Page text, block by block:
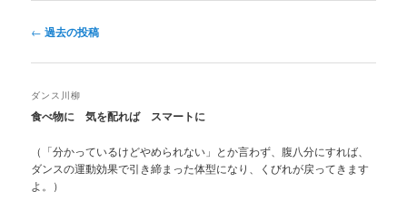
投
ナ
ゲ
ー
シ
ョ
ン
← 過去の投稿
ダンス川柳
食べ物に 気を配れば スマートに
（「分かっているけどやめられない」とか言わず、腹八分にすれば、
ダンスの運動効果で引き締まった体型になり、くびれが戻ってきます
よ。）